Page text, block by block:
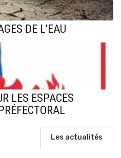
DE L'EAU
LES ESPACES
Les actualités